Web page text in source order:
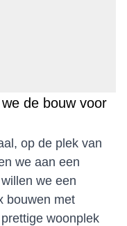
de bouw voor
op de plek van
we aan een
we een
bouwen met
woonplek